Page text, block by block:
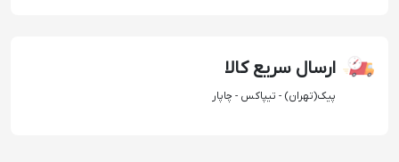
ارسال سریع کالا
پیک(تهران) - تیپاکس - چاپار